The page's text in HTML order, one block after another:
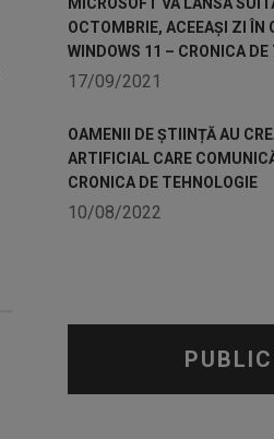
OCTOMBRIE, ACEEAȘI ZI ÎN
WINDOWS 11 – CRONICA DE
17/09/2021
OAMENII DE ȘTIINȚĂ AU
ARTIFICIAL CARE
CRONICA DE TEHNOLOGIE
10/08/2022